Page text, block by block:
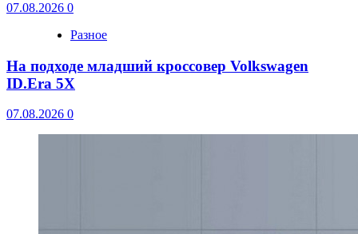
07.08.2026 0
Разное
На подходе младший кроссовер Volkswagen
ID.Era 5X
07.08.2026 0